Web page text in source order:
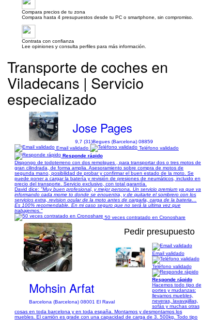
Compara precios de tu zona
Compara hasta 4 presupuestos desde tu PC o smartphone, sin compromiso.
Contrata con confianza
Lee opiniones y consulta perfiles para más información.
Transporte de coches en
Viladecans | Servicio
especializado
Jose Pages
9,7 (31)Begues (Barcelona) 08859
Email validado
Teléfono validado
Responde rápido
Dispongo de todoterreno con dos remolques , para transportar dos o tres motos de
gran cilindrada, de forma amplia. Asesoramiento sobre compra de motos de
segunda mano, posibilidad de probar y confirmar el buen estado de la moto. Se
puede poner a cargar la batería y revisión de presiones de neumáticos, incluido en
precio del transporte. Servicio exclusivo, con total garantía.
David dice: "Muy buen profesional, y mejor persona. Un servicio premium ya que va
informando cada mome to donde se encuentra, y de quitarte el sombrero con los
servicios extra, revision ocular de la moto antes de cargarla, carga de la bateria…
Es 100% recomendable. En mi caso seguro que no será la ultima vez que
trabajemos."
50 veces contratado en Cronoshare
1/9
Pedir presupuesto
Mohsin Arfat
Barcelona (Barcelona) 08001 El Raval
Email validado
Teléfono validado
Responde rápido
Hacemos todo tipo de
portes y mudanzas:
llevamos muebles,
neveras, lavavajillas,
sofás y muchas otras
cosas en toda barcelona y en toda españa. Montamos y desmontamos los
muebles. El camión es grade con una capacidad de carga de 3. 500kg. Todo tipo